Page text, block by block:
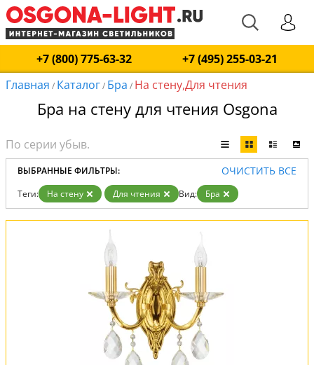
+7 (800) 775-63-32
+7 (495) 255-03-21
Главная / Каталог/ Бра / На стену,Для чтения
Бра на стену для чтения Osgona
ВЫБРАННЫЕ ФИЛЬТРЫ: ОЧИСТИТЬ ВСЕ
Теги: На стену Для чтения Вид: Бра